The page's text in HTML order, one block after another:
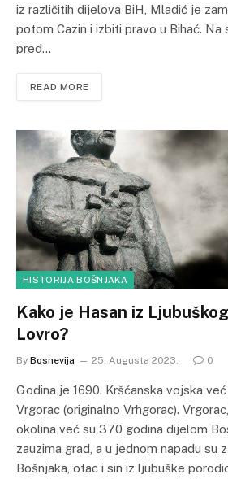
iz različitih dijelova BiH, Mladić je
potom Cazin i izbiti pravo u Bihać. Na
pred…
READ MORE
HISTORIJA BOŠNJAKA
Kako je Hasan iz
Lovro?
By Bosnevija 25. Augusta 2023. 0
Godina je 1690. Kršćanska vojska
Vrgorac (originalno Vrhgorac).
okolina već su 370 godina dijelom
zauzima grad, a u jednom napadu su
Bošnjaka, otac i sin iz ljubuške